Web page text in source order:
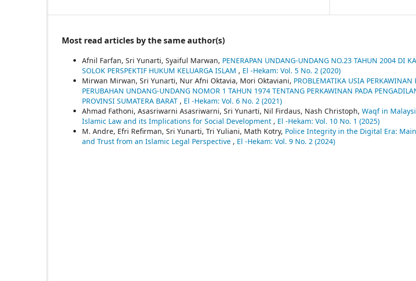
Most read articles by the same author(s)
Afnil Farfan, Sri Yunarti, Syaiful Marwan, PENERAPAN UNDANG-UNDANG NO.23 TAHUN 2004 DI
SOLOK PERSPEKTIF HUKUM KELUARGA ISLAM , El -Hekam: Vol. 5 No. 2 (2020)
Mirwan Mirwan, Sri Yunarti, Nur Afni Oktavia, Mori Oktaviani, PROBLEMATIKA USIA PERKAWINAN
PERUBAHAN UNDANG-UNDANG NOMOR 1 TAHUN 1974 TENTANG PERKAWINAN PADA
PROVINSI SUMATERA BARAT , El -Hekam: Vol. 6 No. 2 (2021)
Ahmad Fathoni, Asasriwarni Asasriwarni, Sri Yunarti, Nil Firdaus, Nash Christoph, Waqf in
Islamic Law and its Implications for Social Development , El -Hekam: Vol. 10 No. 1 (2025)
M. Andre, Efri Refirman, Sri Yunarti, Tri Yuliani, Math Kotry, Police Integrity in the Digital Era:
and Trust from an Islamic Legal Perspective , El -Hekam: Vol. 9 No. 2 (2024)